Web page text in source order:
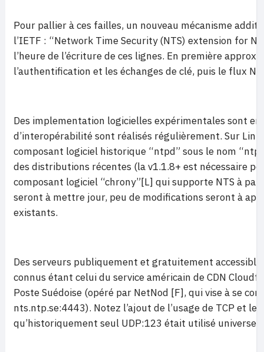
Pour pallier à ces failles, un nouveau mécanisme
l’IETF : “Network Time Security (NTS) extension for
l’heure de l’écriture de ces lignes. En première
l’authentification et les échanges de clé, puis le flux
Des implementation logicielles expérimentales sont
d’interopérabilité sont réalisés régulièrement. Sur
composant logiciel historique “ntpd” sous le nom
des distributions récentes (la v1.1.8+ est nécessaire
composant logiciel “chrony”[L] qui supporte NTS à
seront à mettre jour, peu de modifications seront à
existants.
Des serveurs publiquement et gratuitement
connus étant celui du service américain de CDN
Poste Suédoise (opéré par NetNod [F], qui vise à se
nts.ntp.se:4443). Notez l’ajout de l’usage de TCP et
qu’historiquement seul UDP:123 était utilisé